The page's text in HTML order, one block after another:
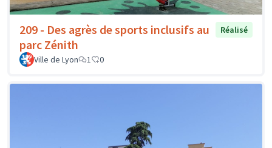
209 - Des agrès de sports inclusifs au
parc Zénith
Réalisé
Ville de Lyon 1 0